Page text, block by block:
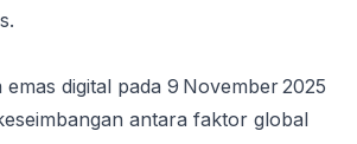
emas digital pada 9 November 2025
antara faktor global